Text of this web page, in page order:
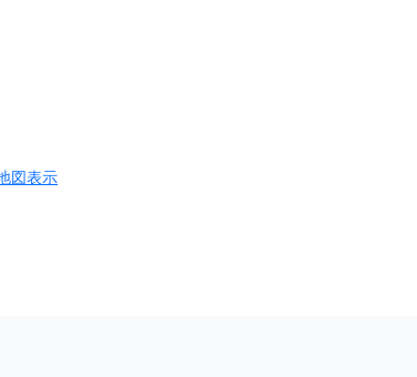
図表示